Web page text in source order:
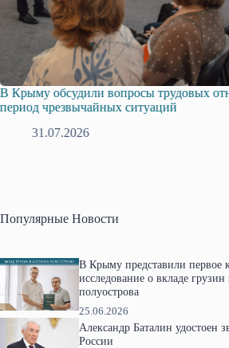
отношений в
Русская община
профсоюзов
Популярные Новости
В Крыму представили первое
исследование о вкладе
полуострова
25.06.2026
Александр Баталин удостоен
России